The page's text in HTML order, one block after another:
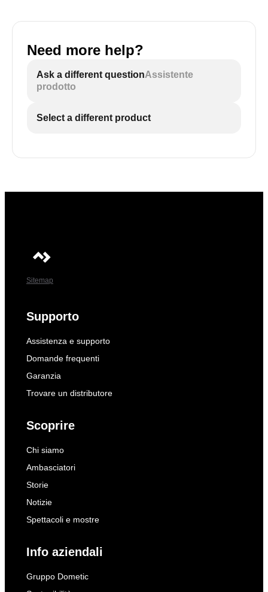
Need more help?
Ask a different questionAssistente
prodotto
Select a different product
Sitemap
Supporto
Assistenza e supporto
Domande frequenti
Garanzia
Trovare un distributore
Scoprire
Chi siamo
Ambasciatori
Storie
Notizie
Spettacoli e mostre
Info aziendali
Gruppo Dometic